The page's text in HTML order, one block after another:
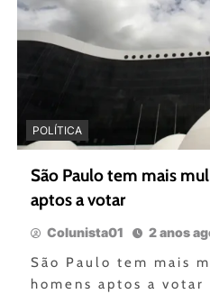
POLÍTICA
São Paulo tem mais
aptos a votar
Colunista01 2 anos
São Paulo tem mais
homens aptos a votar